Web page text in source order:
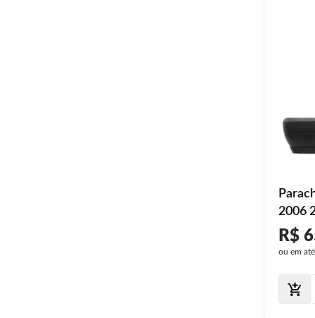
2006
R$
ou em até